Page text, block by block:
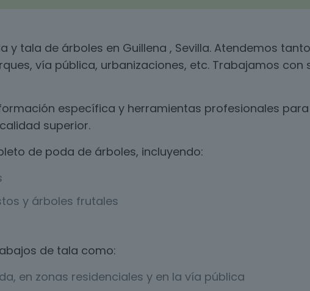
y tala de árboles en Guillena , Sevilla. Atendemos
vía pública, urbanizaciones, etc. Trabajamos
específica y herramientas profesionales
superior.
de poda de árboles, incluyendo:
y árboles frutales
de tala como:
en zonas residenciales y en la vía pública